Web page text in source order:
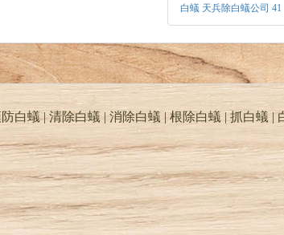
白蟻 天兵除白蟻公司 41
白蟻 | 清除白蟻 | 消除白蟻 | 根除白蟻 | 抓白蟻 |